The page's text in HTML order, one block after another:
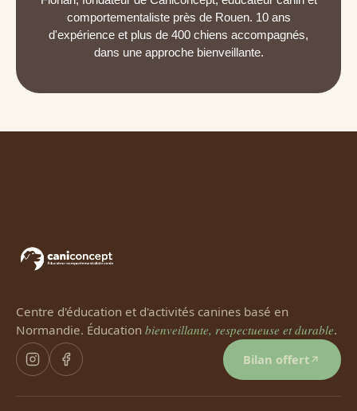
comportementaliste près de Rouen. 10 ans
d'expérience et plus de 400 chiens accompagnés,
dans une approche bienveillante.
Centre d'éducation et d'activités canines basé en
Normandie. Éducation bienveillante, respectueuse et durable.
Bilan offert